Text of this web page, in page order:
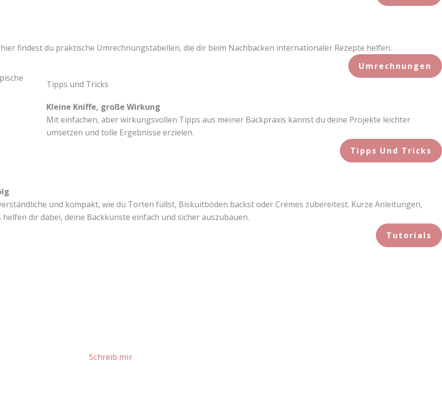
findest du praktische Umrechnungstabellen, die dir beim Nachbacken internationaler Rezepte helfen.
Umrechnungen
Tipps und Tricks
Kleine Kniffe, große Wirkung
Mit einfachen, aber wirkungsvollen Tipps aus meiner Backpraxis kannst du deine Projekte leichter
umsetzen und tolle Ergebnisse erzielen.
Tipps Und Tricks
und kompakt, wie du Torten füllst, Biskuitböden backst oder Cremes zubereitest. Kurze Anleitungen,
dir dabei, deine Backkünste einfach und sicher auszubauen.
Tutorials
Schreib mir